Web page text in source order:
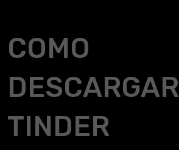
COMO
DESCARGAR
TINDER